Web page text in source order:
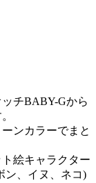
チBABY-Gから
ンカラーでまと
絵キャラクター
ン、イヌ、ネコ)